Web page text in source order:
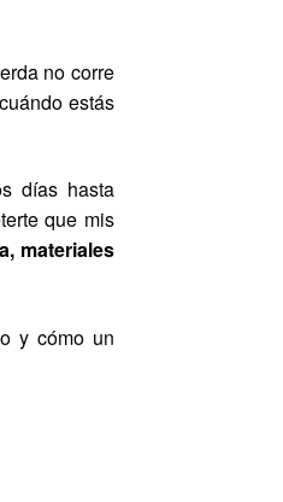
no corre
estás
días hasta
que mis
materiales
y cómo un